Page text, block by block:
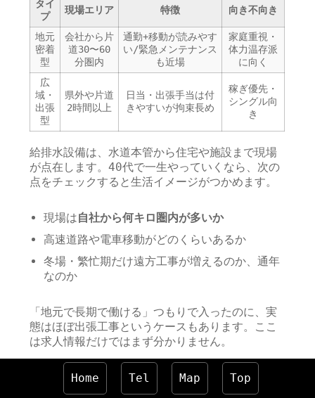
タイ
プ
現場エリア 特徴 向き不向き
地元
密着
型
会社から片
道30〜60
分圏内
通勤+移動が読みやす
い/緊急メンテナンス
も近場
家庭重視・
体力温存派
に向く
広
域・
出張
型
県外や片道
2時間以上
日当・出張手当は付
きやすいが拘束長め
稼ぎ優先・
シングル向
き
給排水設備は、水道本管から住宅や施設まで現場
が点在します。40代で一生やっていくなら、次の
点をチェックすると生活イメージがつかめます。
現場は自社から何キロ圏内が多いか
高速道路や電車移動がどのくらいあるか
冬場・繁忙期だけ遠方工事が増えるのか、通年
なのか
「地元で長期で働ける」つもりで入ったのに、実
態はほぼ出張工事というケースもあります。ここ
は求人情報だけではまず分かりません。
面接や職場見学で必ず聞いてお
Home Tel Map Top